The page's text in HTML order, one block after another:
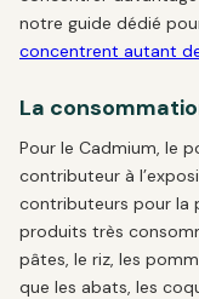
notre guide dédié
concentrent autant
La
Pour le Cadmium, le
contributeur à
contributeurs pour la
produits très
pâtes, le riz, les
que les abats, les